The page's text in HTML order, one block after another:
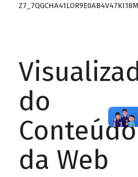
do
Conteúdo
da Web